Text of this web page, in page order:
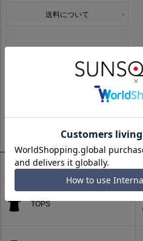
送料について
悪質な偽サイ
カテゴ
TOPS